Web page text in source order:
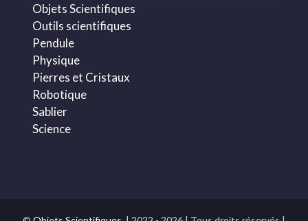
Objets Scientifiques
Outils scientifiques
Pendule
Physique
Pierres et Cristaux
Robotique
Sablier
Science